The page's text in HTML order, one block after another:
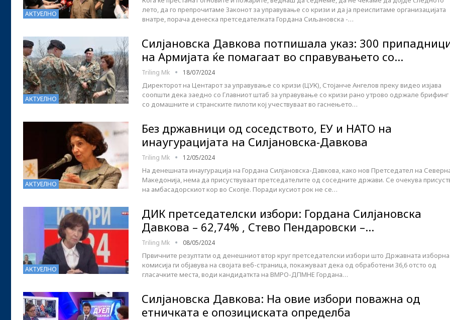
АКТУЕЛНО
лето, да го препрочитаме Законот за управување со кризи и да ја преиспитаме организацијата
внатре, порача денеска претседателката Гордана Сиљановска -…
АКТУЕЛНО
Силјановска Давкова потпишала указ: 300
на Армијата ќе помагаат во справувањето со…
Triling Mk 18/07/2024
Директорот на Центарот за управување со кризи (ЦУК), Стојанче Ангелов преку видео изјава
соопшти дека заедно со Главниот штаб за управување со кризи рано утрово одржале брифинг
со домашните и странските пилоти кој учествуваат во гаснењето…
АКТУЕЛНО
Без државници од соседството, ЕУ и НАТО на
инаугурацијата на Силјановска-Давкова
Triling Mk 12/05/2024
На денешната инаугурација на Гордана Силјановска-Давкова, како нов Претседател на
Македонија, нема да присуствуваат претседателите од соседните држави. Се очекува
на амбасадорскиот кор во Скопје. Поради кусиот рок не се…
АКТУЕЛНО
ДИК претседателски избори: Гордана Силјановска
Давкова – 62,74% , Стево Пендаровски –…
Triling Mk 08/05/2024
Првичните резултати од денешниот втор круг претседателски избори што Државната изборна
комисија ги објавува на својата веб-страница, покажуваат дека од обработени 36,6 отсто од
гласачките места, води кандидаткта на ВМРО-ДПМНЕ Гордана…
Силјановска Давкова: На овие избори поважна од
етничката е опозициската определба